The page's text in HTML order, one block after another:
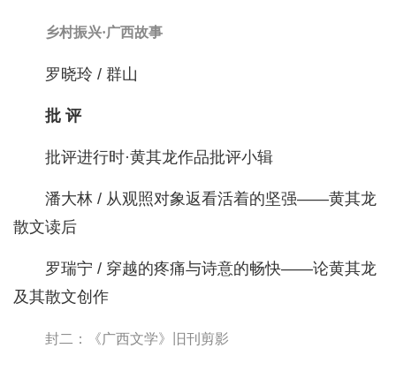
乡村振兴·广西故事
罗晓玲 / 群山
批 评
批评进行时·黄其龙作品批评小辑
潘大林 / 从观照对象返看活着的坚强——黄其龙
散文读后
罗瑞宁 / 穿越的疼痛与诗意的畅快——论黄其龙
及其散文创作
封二：《广西文学》旧刊剪影